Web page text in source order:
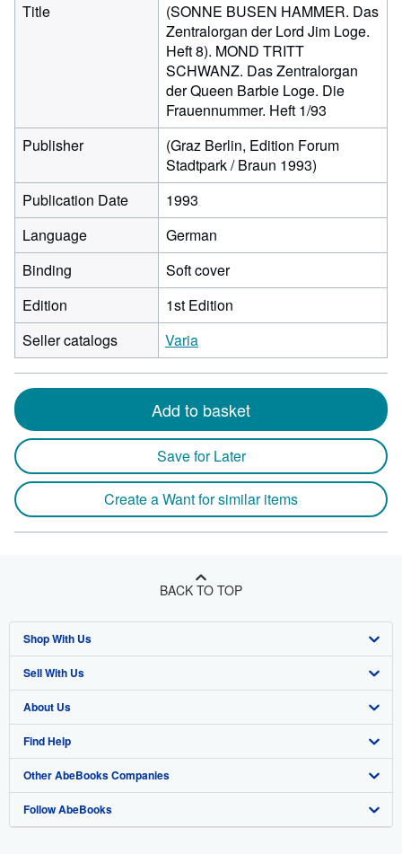
Title
(SONNE BUSEN HAMMER. Das
Zentralorgan der Lord Jim Loge.
Heft 8). MOND TRITT
SCHWANZ. Das Zentralorgan
der Queen Barbie Loge. Die
Frauennummer. Heft 1/93
Publisher
(Graz Berlin, Edition Forum
Stadtpark / Braun 1993)
Publication Date
1993
Language
German
Binding
Soft cover
Edition
1st Edition
Seller catalogs
Varia
Add to basket
Save for Later
Create a Want for similar items
BACK TO TOP
Shop With Us
Advanced Search
Browse Collections
My Account
My Orders
View Basket
Sell With Us
Start Selling
Join Our Affiliate Program
Book Buyback
Refer a seller
About Us
About AbeBooks
Media
Careers
Find Help
Help
Customer Support
Other AbeBooks Companies
AbeBooks.co.uk
Follow AbeBooks